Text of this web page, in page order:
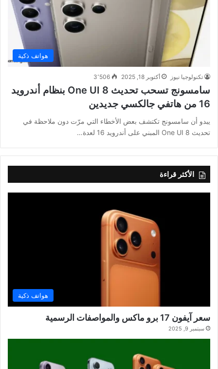
هواتف ذكية
تكنولوجيا نيوز أكتوبر 18, 2025 3٬506
سامسونج تسحب تحديث One UI 8 بنظام أندرويد
16 من هاتفي جالكسي جديدين
يبدو أن سامسونج تكتشف بعض الأخطاء التي مرّت دون ملاحظة في
تحديث One UI 8 المبني على أندرويد 16 لعدة…
الأكثر قراءة
هواتف ذكية
سعر آيفون 17 برو ماكس والمواصفات الرسمية
سبتمبر 9, 2025